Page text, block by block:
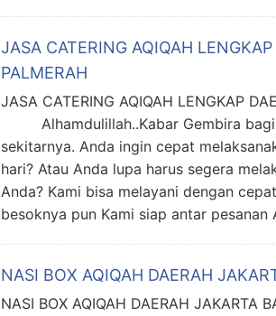
JASA CATERING AQIQAH
PALMERAH
JASA CATERING AQIQAH LENGKAP
Alhamdulillah..Kabar Gembira bagi
sekitarnya. Anda ingin cepat
hari? Atau Anda lupa harus segera
Anda? Kami bisa melayani dengan
besoknya pun Kami siap antar pesanan
NASI BOX AQIQAH DAERAH
NASI BOX AQIQAH DAERAH JAKARTA